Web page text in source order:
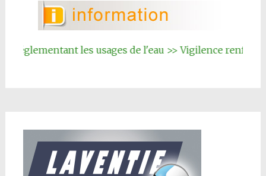
les usages de l'eau >> Vigilence renforcée